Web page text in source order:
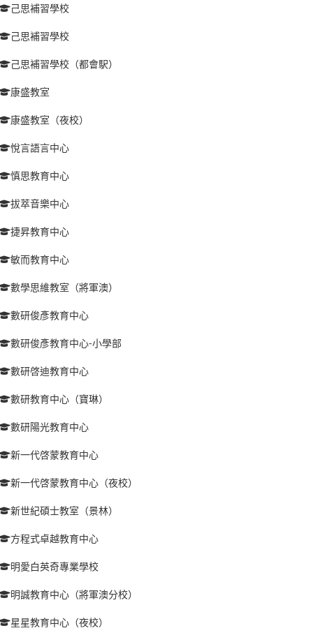
己思補習學校
己思補習學校
己思補習學校（都會駅）
康盛教室
康盛教室（夜校）
悅言語言中心
慎思教育中心
拔萃音樂中心
捷昇教育中心
敏而教育中心
數學思維教室（將軍澳）
數研俊彥教育中心
數研俊彥教育中心-小學部
數研啓迪教育中心
數研教育中心（寶琳）
數研陽光教育中心
新一代啓蒙教育中心
新一代啓蒙教育中心（夜校）
新世紀碩士教室（景林）
方程式卓越教育中心
明愛白英奇專業學校
明誠教育中心（將軍澳分校）
星星教育中心（夜校）